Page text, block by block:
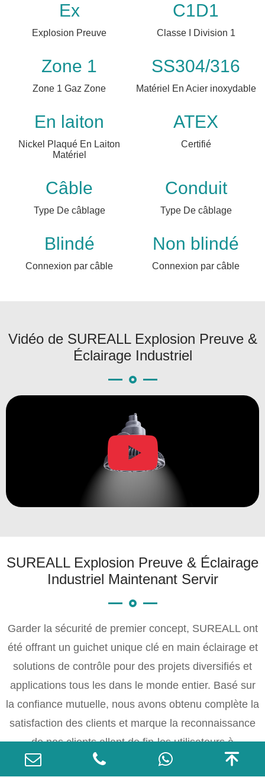
Ex
Explosion Preuve
C1D1
Classe I Division 1
Zone 1
Zone 1 Gaz Zone
SS304/316
Matériel En Acier inoxydable
En laiton
Nickel Plaqué En Laiton
Matériel
ATEX
Certifié
Câble
Type De câblage
Conduit
Type De câblage
Blindé
Connexion par câble
Non blindé
Connexion par câble
Vidéo de SUREALL Explosion Preuve &
Éclairage Industriel

SUREALL Explosion Preuve & Éclairage
Industriel Maintenant Servir
Garder la sécurité de premier concept, SUREALL ont
été offrant un guichet unique clé en main éclairage et
solutions de contrôle pour des projets diversifiés et
applications tous les dans le monde entier. Basé sur
la confiance mutuelle, nous avons obtenu complète la
satisfaction des clients et marque la reconnaissance
de nos clients allant de fin-les utilisateurs à
ingénieurs, des détaillants aux concessionnaires, de
